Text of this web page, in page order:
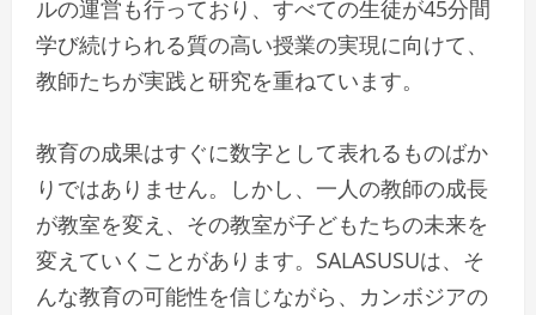
ルの運営も行っており、すべての生徒が45分間
学び続けられる質の高い授業の実現に向けて、
教師たちが実践と研究を重ねています。
教育の成果はすぐに数字として表れるものばか
りではありません。しかし、一人の教師の成長
が教室を変え、その教室が子どもたちの未来を
変えていくことがあります。SALASUSUは、そ
んな教育の可能性を信じながら、カンボジアの